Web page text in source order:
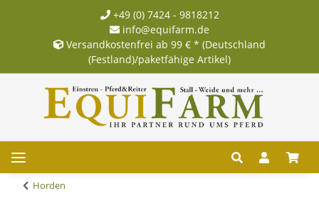
+49 (0) 7424 - 9818212
info@equifarm.de
Versandkostenfrei ab 99 € * (Deutschland
(Festland)/paketfähige Artikel)
Horden